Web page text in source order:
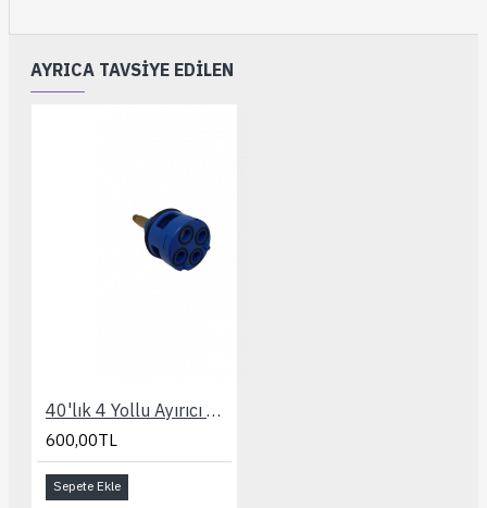
AYRICA TAVSIYE EDILEN
40'lık 4 Yollu Ayırıcı Kartuşu
600,00TL
Sepete Ekle